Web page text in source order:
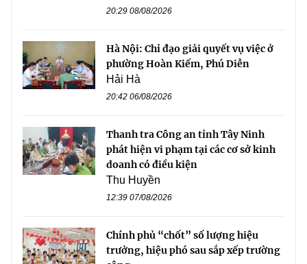
20:29 08/08/2026
Hà Nội: Chỉ đạo giải quyết vụ việc ở
phường Hoàn Kiếm, Phú Diễn
Hải Hà
20:42 06/08/2026
Thanh tra Công an tỉnh Tây Ninh
phát hiện vi phạm tại các cơ sở kinh
doanh có điều kiện
Thu Huyền
12:39 07/08/2026
Chính phủ “chốt” số lượng hiệu
trưởng, hiệu phó sau sắp xếp trường